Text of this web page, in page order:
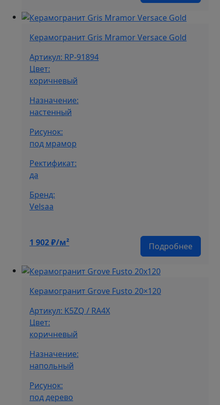
Керамогранит Gris Mramor Versace Gold
Артикул: RP-91894
Цвет:
коричневый
Назначение:
настенный
Рисунок:
под мрамор
Ректификат:
да
Бренд:
Velsaa
Подробнее
1 902₽/м²
Керамогранит Grove Fusto 20×120
Артикул: K5ZQ / RA4X
Цвет:
коричневый
Назначение:
напольный
Рисунок:
под дерево